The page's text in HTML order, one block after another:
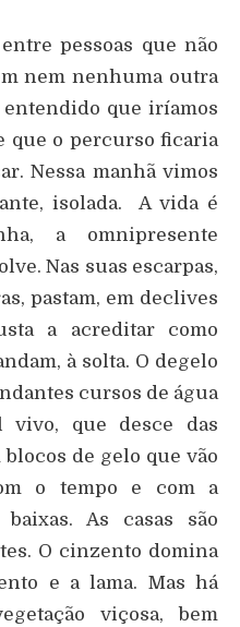
pessoas que não
nem nenhuma outra
entendido que iríamos
que o percurso ficaria
Nessa manhã vimos
isolada. A vida é
a omnipresente
Nas suas escarpas,
pastam, em declives
a acreditar como
à solta. O degelo
cursos de água
vivo, que desce das
blocos de gelo que vão
o tempo e com a
As casas são
O cinzento domina
e a lama. Mas há
viçosa, bem